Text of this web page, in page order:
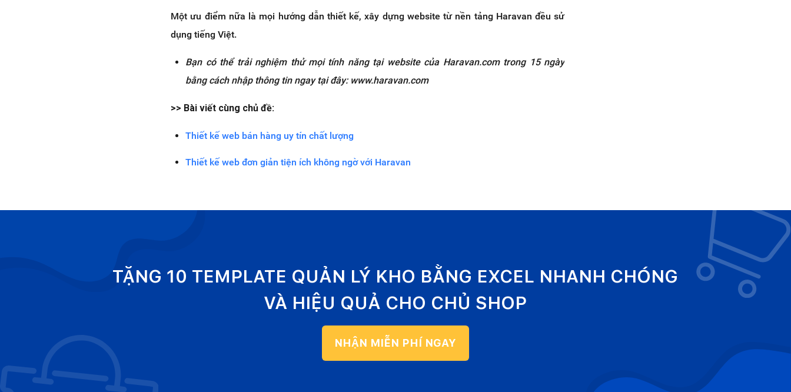
Một ưu điểm nữa là mọi hướng dẫn thiết kế, xây dựng website từ nền tảng Haravan đều sử
dụng tiếng Việt.
Bạn có thể trải nghiệm thử mọi tính năng tại website của Haravan.com trong 15 ngày
bằng cách nhập thông tin ngay tại đây: www.haravan.com
>> Bài viết cùng chủ đề:
Thiết kế web bán hàng uy tín chất lượng
Thiết kế web đơn giản tiện ích không ngờ với Haravan
TẶNG 10 TEMPLATE QUẢN LÝ KHO BẰNG EXCEL NHANH CHÓNG
VÀ HIỆU QUẢ CHO CHỦ SHOP
NHẬN MIỄN PHÍ NGAY